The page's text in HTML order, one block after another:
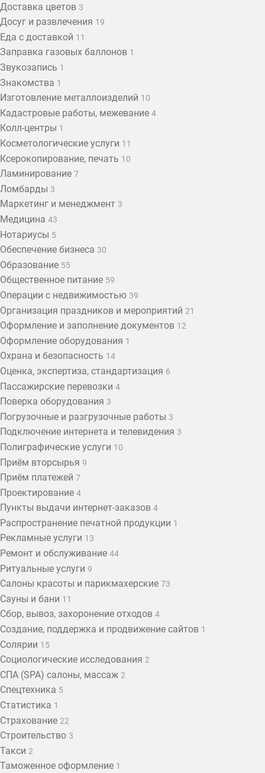
Доставка цветов 3
Досуг и развлечения 19
Еда с доставкой 11
Заправка газовых баллонов 1
Звукозапись 1
Знакомства 1
Изготовление металлоизделий 10
Кадастровые работы, межевание 4
Колл-центры 1
Косметологические услуги 11
Ксерокопирование, печать 10
Ламинирование 7
Ломбарды 3
Маркетинг и менеджмент 3
Медицина 43
Нотариусы 5
Обеспечение бизнеса 30
Образование 55
Общественное питание 59
Операции с недвижимостью 39
Организация праздников и мероприятий 21
Оформление и заполнение документов 12
Оформление оборудования 1
Охрана и безопасность 14
Оценка, экспертиза, стандартизация 6
Пассажирские перевозки 4
Поверка оборудования 3
Погрузочные и разгрузочные работы 3
Подключение интернета и телевидения 3
Полиграфические услуги 10
Приём вторсырья 9
Приём платежей 7
Проектирование 4
Пункты выдачи интернет-заказов 4
Распространение печатной продукции 1
Рекламные услуги 13
Ремонт и обслуживание 44
Ритуальные услуги 9
Салоны красоты и парикмахерские 73
Сауны и бани 11
Сбор, вывоз, захоронение отходов 4
Создание, поддержка и продвижение сайтов 1
Солярии 15
Социологические исследования 2
СПА (SPA) салоны, массаж 2
Спецтехника 5
Статистика 1
Страхование 22
Строительство 3
Такси 2
Таможенное оформление 1